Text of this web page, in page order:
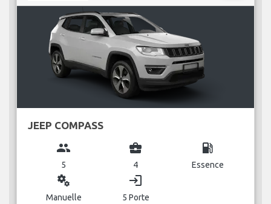
JEEP COMPASS
group
5
business_center
4
local_gas_station
Essence
miscellaneous_services
Manuelle
login
5 Porte